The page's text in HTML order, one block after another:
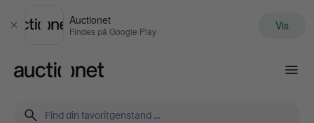
Luk
Auctionet
Findes på Google Play Vis